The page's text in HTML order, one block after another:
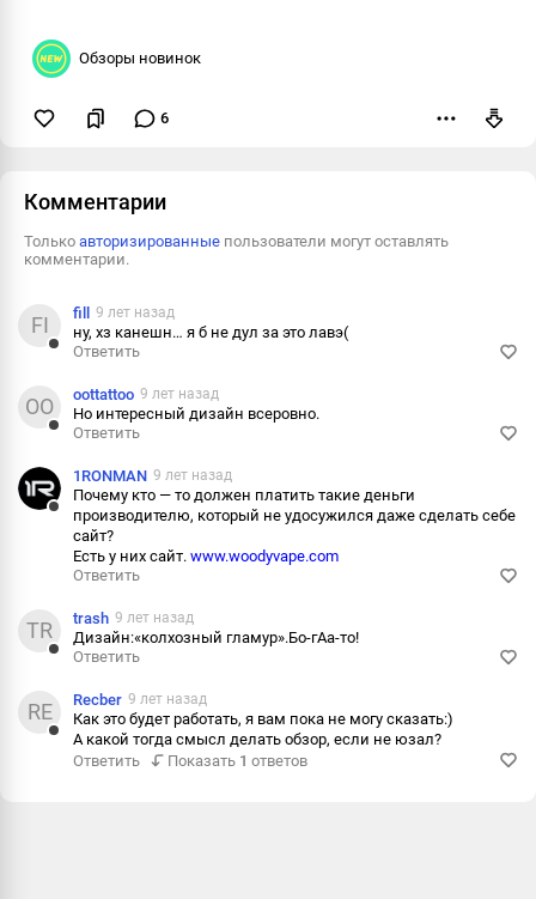
Обзоры новинок
6
Комментарии
Только авторизированные пользователи могут оставлять
комментарии.
FI fill 9 лет назад
ну, хз канешн… я б не дул за это лавэ(
Ответить
OO oottattoo 9 лет назад
Но интересный дизайн всеровно.
Ответить
1RONMAN 9 лет назад
Почему кто — то должен платить такие деньги
производителю, который не удосужился даже сделать себе
сайт?
Есть у них сайт. www.woodyvape.com
Ответить
TR trash 9 лет назад
Дизайн:«колхозный гламур».Бо-гАа-то!
Ответить
RE Recber 9 лет назад
Как это будет работать, я вам пока не могу сказать:)
А какой тогда смысл делать обзор, если не юзал?
Ответить
Показать 1 ответов
Информация
Ответить
Информация
Ответить